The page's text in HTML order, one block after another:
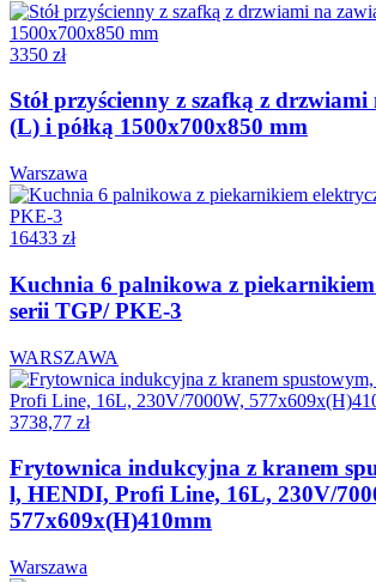
3350 zł
Stół przyścienny z szafką z drzwiami
(L) i półką 1500x700x850 mm
Warszawa
16433 zł
Kuchnia 6 palnikowa z
serii TGP/ PKE-3
WARSZAWA
3738,77 zł
Frytownica indukcyjna z kranem
l, HENDI, Profi Line, 16L, 230V/
577x609x(H)410mm
Warszawa